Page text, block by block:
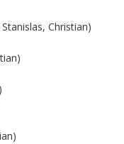
Christian)